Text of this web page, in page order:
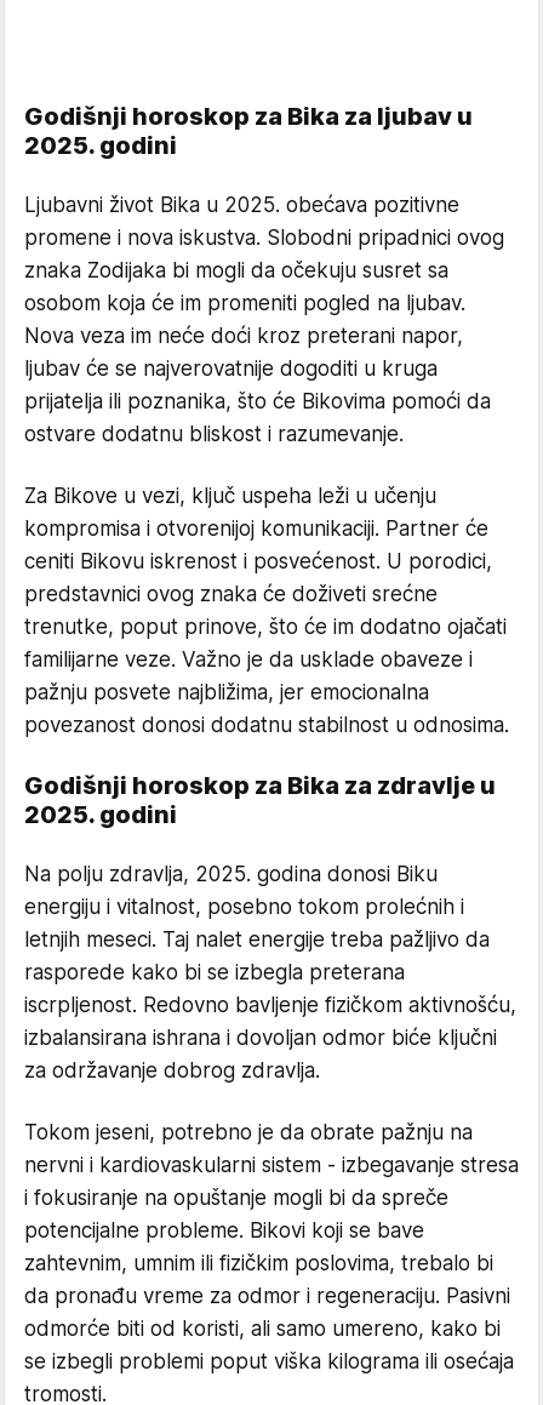
Godišnji horoskop za Bika za ljubav u
2025. godini
Ljubavni život Bika u 2025. obećava pozitivne
promene i nova iskustva. Slobodni pripadnici ovog
znaka Zodijaka bi mogli da očekuju susret sa
osobom koja će im promeniti pogled na ljubav.
Nova veza im neće doći kroz preterani napor,
ljubav će se najverovatnije dogoditi u kruga
prijatelja ili poznanika, što će Bikovima pomoći da
ostvare dodatnu bliskost i razumevanje.
Za Bikove u vezi, ključ uspeha leži u učenju
kompromisa i otvorenijoj komunikaciji. Partner će
ceniti Bikovu iskrenost i posvećenost. U porodici,
predstavnici ovog znaka će doživeti srećne
trenutke, poput prinove, što će im dodatno ojačati
familijarne veze. Važno je da usklade obaveze i
pažnju posvete najbližima, jer emocionalna
povezanost donosi dodatnu stabilnost u odnosima.
Godišnji horoskop za Bika za zdravlje u
2025. godini
Na polju zdravlja, 2025. godina donosi Biku
energiju i vitalnost, posebno tokom prolećnih i
letnjih meseci. Taj nalet energije treba pažljivo da
rasporede kako bi se izbegla preterana
iscrpljenost. Redovno bavljenje fizičkom aktivnošću,
izbalansirana ishrana i dovoljan odmor biće ključni
za održavanje dobrog zdravlja.
Tokom jeseni, potrebno je da obrate pažnju na
nervni i kardiovaskularni sistem - izbegavanje stresa
i fokusiranje na opuštanje mogli bi da spreče
potencijalne probleme. Bikovi koji se bave
zahtevnim, umnim ili fizičkim poslovima, trebalo bi
da pronađu vreme za odmor i regeneraciju. Pasivni
odmorće biti od koristi, ali samo umereno, kako bi
se izbegli problemi poput viška kilograma ili osećaja
tromosti.